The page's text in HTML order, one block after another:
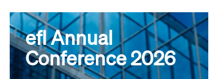
efl Annual
Conference 2026